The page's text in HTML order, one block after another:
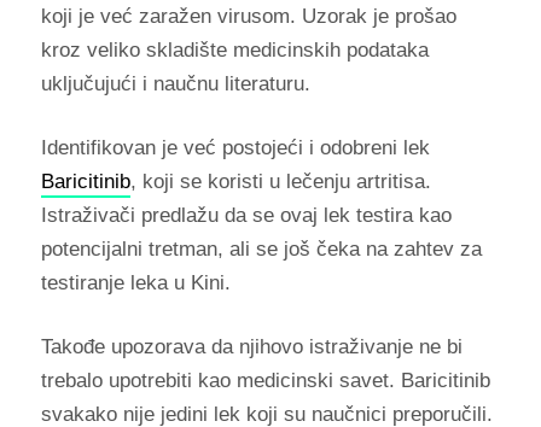
koji je već zaražen virusom. Uzorak je prošao
kroz veliko skladište medicinskih podataka
uključujući i naučnu literaturu.
Identifikovan je već postojeći i odobreni lek
Baricitinib, koji se koristi u lečenju artritisa.
Istraživači predlažu da se ovaj lek testira kao
potencijalni tretman, ali se još čeka na zahtev za
testiranje leka u Kini.
Takođe upozorava da njihovo istraživanje ne bi
trebalo upotrebiti kao medicinski savet. Baricitinib
svakako nije jedini lek koji su naučnici preporučili.